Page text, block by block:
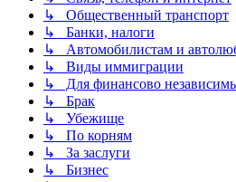
↳ Общественный транспорт
↳ Банки, налоги
↳ Автомобилистам и
↳ Виды иммиграции
↳ Для финансово
↳ Брак
↳ Убежище
↳ По корням
↳ За заслуги
↳ Бизнес